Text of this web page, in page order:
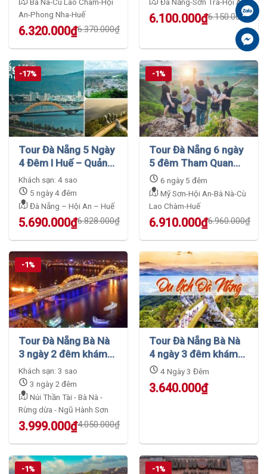
Bà Nà-Cù Lao Chàm-Hội
An-Phong Nha-Huế
6.370.000₫
Original
6.370.000₫.
6.320.000₫
Current
6.320.000₫.
THÀNH PHỐ BIỂN
Đà Nẵng-Sơn Trà-Hội An
6.150.000₫
Original
6.100.000₫
Current
-17%
Tour Đà Nẵng 5 Ngày
4 Đêm Ι Huế – Quảng
Bình (Full A → Z)
Khách sạn: 4 sao
5 ngày 4 đêm
Đà Nẵng – Hội An – Huế
6.828.000₫
Original
6.828.000₫.
5.690.000₫
Current
5.690.000₫.
-1%
Tour Đà Nẵng 6 ngày
5 đêm Tham Quan
Mỹ Sơn – Hội An Huế
6 ngày 5 đêm
Mỹ Sơn-Hội An-Bà Nà-Cù
Lao Chàm-Huế
6.960.000₫
Original
6.960.000₫.
6.910.000₫
Current
6.910.000₫.
-1%
Tour Đà Nẵng Bà Nà
3 ngày 2 đêm khám
phá vẻ đẹp thiên
nhiên
Khách sạn: 3 sao
3 ngày 2 đêm
Núi Thần Tài - Bà Nà -
Rừng dừa - Ngũ Hành Sơn
4.050.000₫
Original
4.050.000₫.
3.999.000₫
Current
3.999.000₫.
Tour Đà Nẵng Bà Nà
4 ngày 3 đêm khám
phá thiên đường nghỉ
dưỡng
4 Ngày 3 Đêm
3.640.000₫
-1% -1%